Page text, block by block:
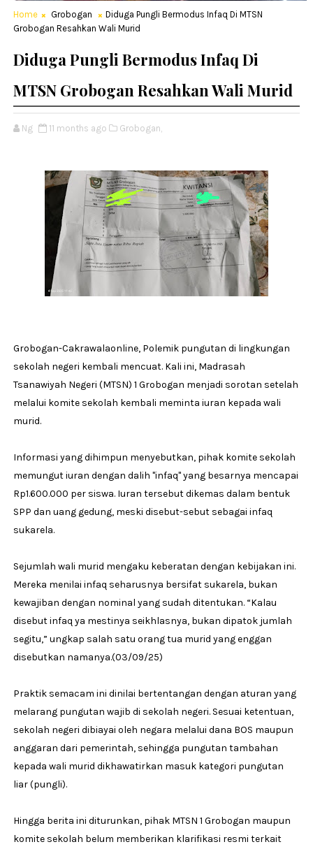
Home Grobogan
Diduga Pungli Bermodus Infaq Di MTSN
Grobogan Resahkan Wali Murid
Diduga Pungli Bermodus Infaq Di
MTSN Grobogan Resahkan Wali Murid
Ng 11 months ago Grobogan,
Grobogan-Cakrawalaonline, Polemik pungutan di lingkungan
sekolah negeri kembali mencuat. Kali ini, Madrasah
Tsanawiyah Negeri (MTSN) 1 Grobogan menjadi sorotan setelah
melalui komite sekolah kembali meminta iuran kepada wali
murid.
Informasi yang dihimpun menyebutkan, pihak komite sekolah
memungut iuran dengan dalih "infaq" yang besarnya mencapai
Rp1.600.000 per siswa. Iuran tersebut dikemas dalam bentuk
SPP dan uang gedung, meski disebut-sebut sebagai infaq
sukarela.
Sejumlah wali murid mengaku keberatan dengan kebijakan ini.
Mereka menilai infaq seharusnya bersifat sukarela, bukan
kewajiban dengan nominal yang sudah ditentukan. “Kalau
disebut infaq ya mestinya seikhlasnya, bukan dipatok jumlah
segitu,” ungkap salah satu orang tua murid yang enggan
disebutkan namanya.(03/09/25)
Praktik semacam ini dinilai bertentangan dengan aturan yang
melarang pungutan wajib di sekolah negeri. Sesuai ketentuan,
sekolah negeri dibiayai oleh negara melalui dana BOS maupun
anggaran dari pemerintah, sehingga pungutan tambahan
kepada wali murid dikhawatirkan masuk kategori pungutan
liar (pungli).
Hingga berita ini diturunkan, pihak MTSN 1 Grobogan maupun
komite sekolah belum memberikan klarifikasi resmi terkait